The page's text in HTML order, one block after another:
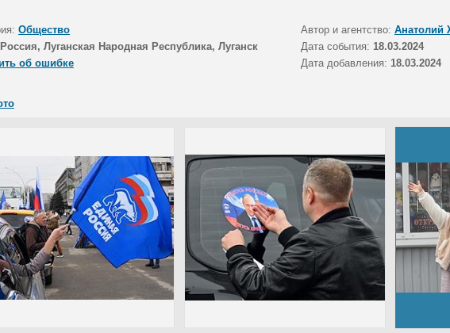
Общество Автор и агентство: Анатолий
Россия, Луганская Народная Республика, Луганск Дата события: 18.03.2024
об ошибке
Дата добавления: 18.03.2024